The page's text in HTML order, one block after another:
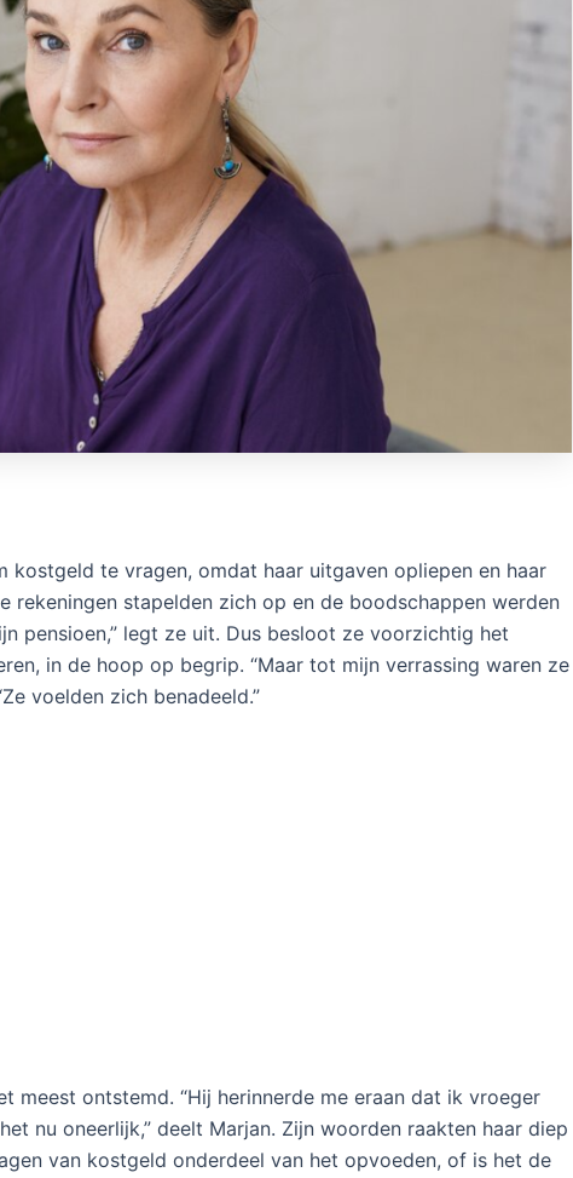
kostgeld te vragen, omdat haar uitgaven opliepen en haar
rekeningen stapelden zich op en de boodschappen werden
pensioen,” legt ze uit. Dus besloot ze voorzichtig het
in de hoop op begrip. “Maar tot mijn verrassing waren ze
voelden zich benadeeld.”
meest ontstemd. “Hij herinnerde me eraan dat ik vroeger
nu oneerlijk,” deelt Marjan. Zijn woorden raakten haar diep
van kostgeld onderdeel van het opvoeden, of is het de